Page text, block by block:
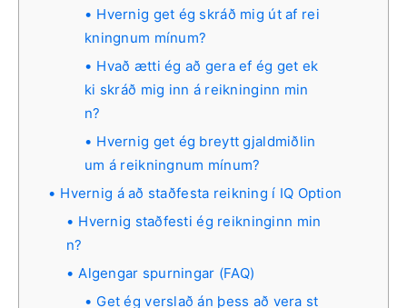
Hvernig get ég skráð mig út af rei
kningnum mínum?
Hvað ætti ég að gera ef ég get ek
ki skráð mig inn á reikninginn min
n?
Hvernig get ég breytt gjaldmiðlin
um á reikningnum mínum?
Hvernig á að staðfesta reikning í IQ Option
Hvernig staðfesti ég reikninginn min
n?
Algengar spurningar (FAQ)
Get ég verslað án þess að vera st